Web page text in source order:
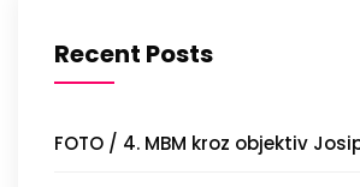
Recent Posts
FOTO / 4. MBM kroz objektiv